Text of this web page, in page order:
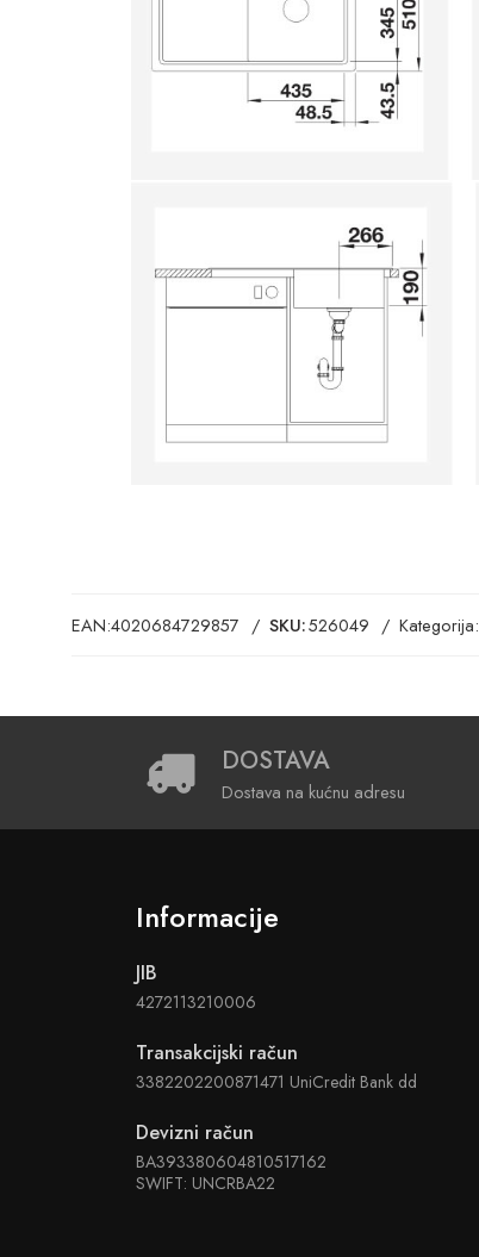
EAN:4020684729857 SKU:526049 Kategorija:
DOSTAVA
Dostava na kućnu adresu
Informacije
JIB
4272113210006
Transakcijski račun
3382202200871471 UniCredit Bank dd
Devizni račun
BA393380604810517162
SWIFT: UNCRBA22